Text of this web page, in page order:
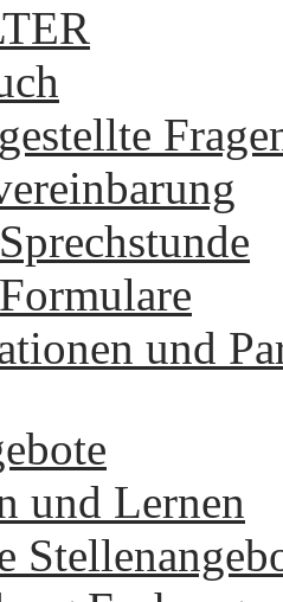
und
und Lernen